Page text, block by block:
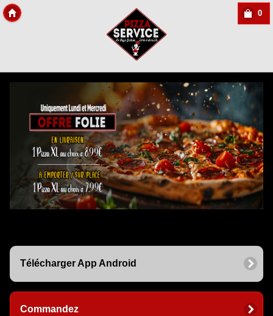
0
Télécharger App Android
Commandez
Copyright Des-click